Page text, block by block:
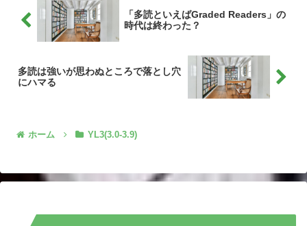
「多読といえばGraded Readers」の
時代は終わった？
多読は強いが思わぬところで落とし穴
にハマる
ホーム YL3(3.0-3.9)